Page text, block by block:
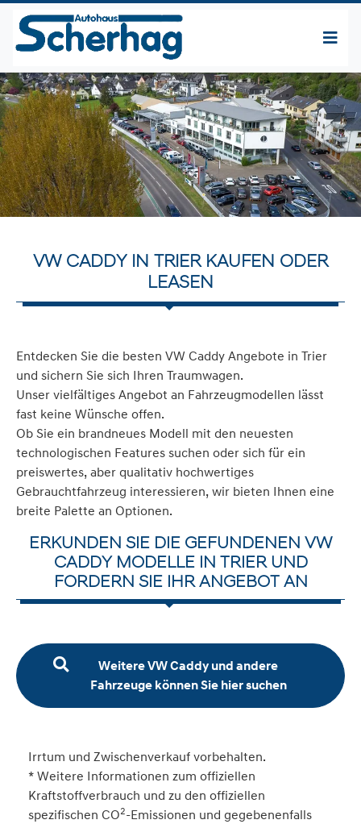
VW CADDY IN TRIER KAUFEN ODER
LEASEN
Entdecken Sie die besten VW Caddy Angebote in Trier
und sichern Sie sich Ihren Traumwagen.
Unser vielfältiges Angebot an Fahrzeugmodellen lässt
fast keine Wünsche offen.
Ob Sie ein brandneues Modell mit den neuesten
technologischen Features suchen oder sich für ein
preiswertes, aber qualitativ hochwertiges
Gebrauchtfahrzeug interessieren, wir bieten Ihnen eine
breite Palette an Optionen.
ERKUNDEN SIE DIE GEFUNDENEN VW
CADDY MODELLE IN TRIER UND
FORDERN SIE IHR ANGEBOT AN
Weitere VW Caddy und andere
Fahrzeuge können Sie hier suchen
Irrtum und Zwischenverkauf vorbehalten.
* Weitere Informationen zum offiziellen
Kraftstoffverbrauch und zu den offiziellen
spezifischen CO2-Emissionen und gegebenenfalls